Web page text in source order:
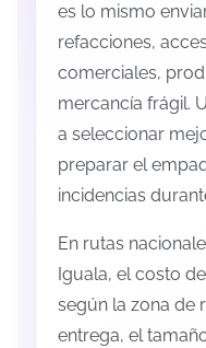
es lo mismo
refacciones,
comerciales,
mercancía frágil.
a seleccionar
preparar el
incidencias
En rutas
Iguala, el costo
según la zona de
entrega, el